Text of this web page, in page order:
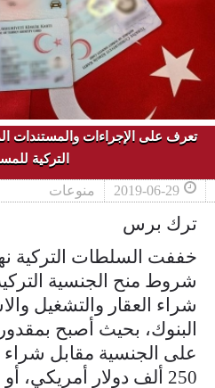
تعرف على الإجراءات والمستندات
التركية
2019-06-29 منوعات
ترك برس
خففت السلطات التركية
شروط منح الجنسية
شراء العقار والتشغيل
البنوك، بحيث أصبح
على الجنسية مقابل شراء